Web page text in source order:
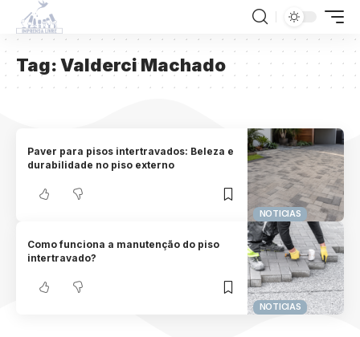
Tag:Valderci Machado
NOTICIAS
Paver para pisos intertravados: Beleza e
durabilidade no piso externo
NOTICIAS
Como funciona a manutenção do piso
intertravado?